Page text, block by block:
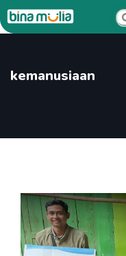
kemanusiaan